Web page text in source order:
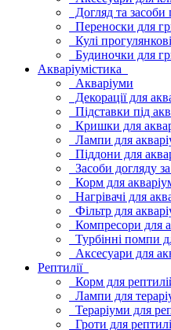
Догляд та засоби
Переноски для
Кулі
Будиночки для
Акваріумістика
Акваріуми
Декорації для
Підставки під
Кришки для
Лампи для
Піддони для
Засоби догляду
Корм для
Нагрівачі для
Фільтр для
Компресори для
Турбінні помпи
Аксесуари для
Рептилії
Корм для
Лампи для
Тераріуми для
Гроти для